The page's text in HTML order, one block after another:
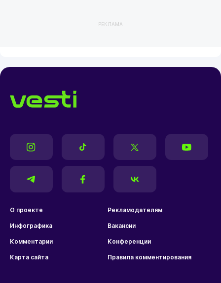
РЕКЛАМА
О проекте Рекламодателям
Инфографика Вакансии
Комментарии Конференции
Карта сайта Правила комментирования